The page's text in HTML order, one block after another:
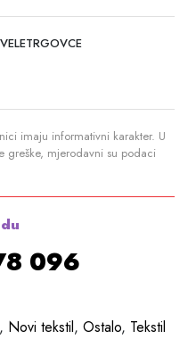
imaju informativni karakter. U
greške, mjerodavni su podaci
096
, Novi tekstil, Ostalo, Tekstil